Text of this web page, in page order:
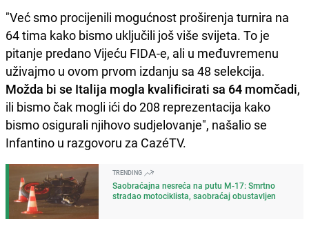
"Već smo procijenili mogućnost proširenja turnira na
64 tima kako bismo uključili još više svijeta. To je
pitanje predano Vijeću FIDA-e, ali u međuvremenu
uživajmo u ovom prvom izdanju sa 48 selekcija.
Možda bi se Italija mogla kvalificirati sa 64 momčadi,
ili bismo čak mogli ići do 208 reprezentacija kako
bismo osigurali njihovo sudjelovanje", našalio se
Infantino u razgovoru za CazéTV.
TRENDING
Saobraćajna nesreća na putu M-17: Smrtno
stradao motociklista, saobraćaj obustavljen